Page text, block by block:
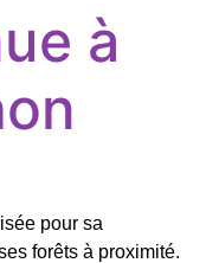
à
pour sa
forêts à proximité.